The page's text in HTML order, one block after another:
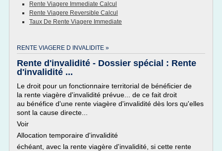
Rente Viagere Immediate Calcul
Rente Viagere Reversible Calcul
Taux De Rente Viagere Immediate
RENTE VIAGERE D INVALIDITE »
Rente d'invalidité - Dossier spécial : Rente
d'invalidité ...
Le droit pour un fonctionnaire territorial de bénéficier de
la rente viagère d'invalidité prévue... de ce fait droit
au bénéfice d'une rente viagère d'invalidité dès lors qu'elles
sont la cause directe...
Voir
Allocation temporaire d'invalidité
échéant, avec la rente viagère d'invalidité, si cette rente